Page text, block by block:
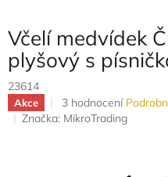
Včelí medvídek
plyšový s
23614
Akce
Průměrné
hodnocení
3 hodnocení
Značka: MikroTrading